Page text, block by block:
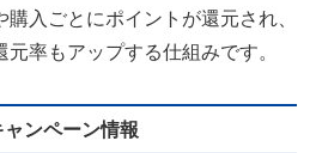
入ごとにポイントが還元され、
率もアップする仕組みです。
ンペーン情報